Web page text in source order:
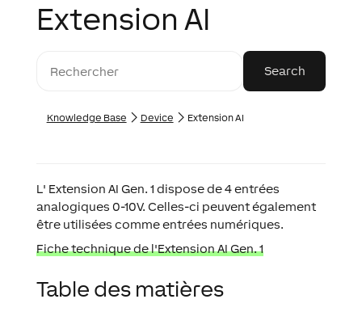
Extension AI
Knowledge Base Device Extension AI
L' Extension AI Gen. 1 dispose de 4 entrées
analogiques 0-10V. Celles-ci peuvent également
être utilisées comme entrées numériques.
Fiche technique de l'Extension AI Gen. 1
Table des matières